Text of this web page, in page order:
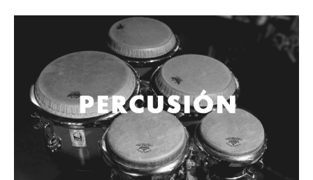
Accesorios
Luces y Escenario
Luces Led
Laser